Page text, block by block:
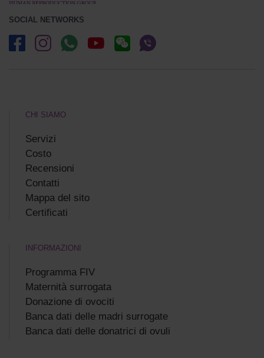
SOCIAL NETWORKS
CHI SIAMO
Servizi
Costo
Recensioni
Сontatti
Mappa del sito
Certificati
INFORMAZIONI
Programma FIV
Maternità surrogata
Donazione di ovociti
Banca dati delle madri surrogate
Banca dati delle donatrici di ovuli